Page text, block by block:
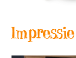
Impressie